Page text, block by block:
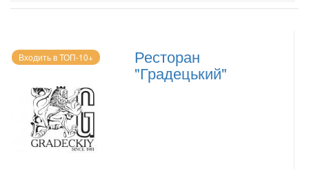
Входить в ТОП-10+ Ресторан
"Градецький"